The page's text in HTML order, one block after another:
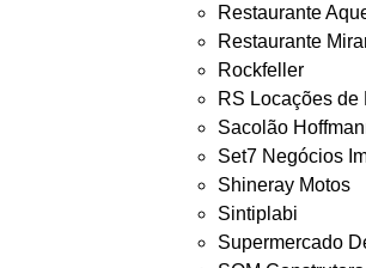
Restaurante
Restaurante
Rockfeller
RS Locações de
Sacolão
Set7 Negócios
Shineray Motos
Sintiplabi
Supermercado